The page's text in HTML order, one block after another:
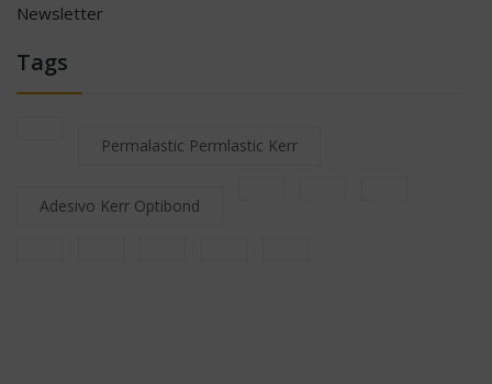
Newsletter
Tags
Permalastic Permlastic Kerr
Adesivo Kerr Optibond